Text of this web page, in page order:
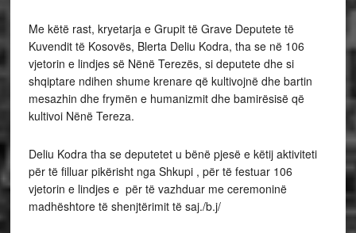
Me këtë rast, kryetarja e Grupit të Grave Deputete të
Kuvendit të Kosovës, Blerta Deliu Kodra, tha se në 106
vjetorin e lindjes së Nënë Terezës, si deputete dhe si
shqiptare ndihen shume krenare që kultivojnë dhe bartin
mesazhin dhe frymën e humanizmit dhe bamirësisë që
kultivoi Nënë Tereza.
Deliu Kodra tha se deputetet u bënë pjesë e këtij aktiviteti
për të filluar pikërisht nga Shkupi , për të festuar 106
vjetorin e lindjes e për të vazhduar me ceremoninë
madhështore të shenjtërimit të saj./b.j/